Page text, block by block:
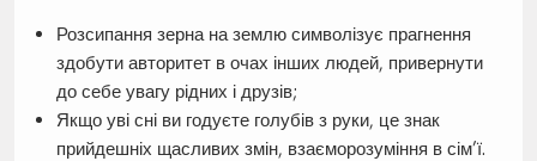
Розсипання зерна на землю символізує прагнення
здобути авторитет в очах інших людей, привернути
до себе увагу рідних і друзів;
Якщо уві сні ви годуєте голубів з руки, це знак
прийдешніх щасливих змін, взаєморозуміння в сім’ї.